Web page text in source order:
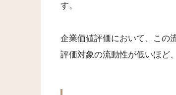
す。
企業価値評価において、この
評価対象の流動性が低いほど